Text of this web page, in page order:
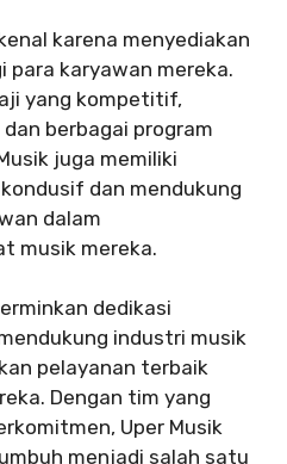
karena menyediakan
karyawan mereka.
yang kompetitif,
berbagai program
juga memiliki
dan mendukung
dalam
musik mereka.
dedikasi
industri musik
pelayanan terbaik
Dengan tim yang
Uper Musik
menjadi salah satu